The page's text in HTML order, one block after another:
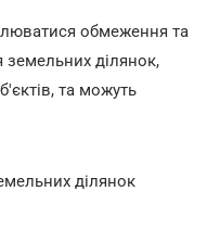
обмеження та
ділянок,
та можуть
ділянок